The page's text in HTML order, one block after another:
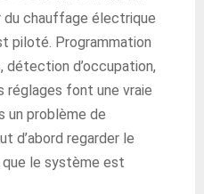
du chauffage électrique
piloté. Programmation
détection d’occupation,
réglages font une vraie
un problème de
d’abord regarder le
le système est